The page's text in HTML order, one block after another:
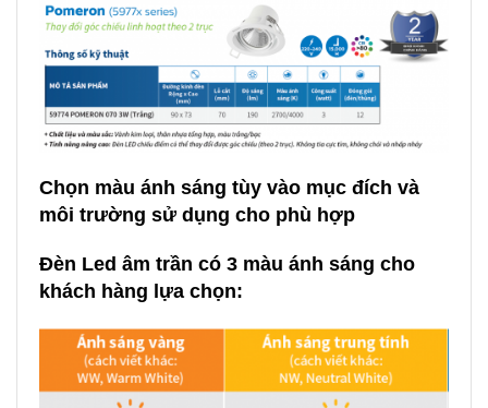
Chọn màu ánh sáng tùy vào mục đích và
môi trường sử dụng cho phù hợp
Đèn Led âm trần có 3 màu ánh sáng cho
khách hàng lựa chọn: